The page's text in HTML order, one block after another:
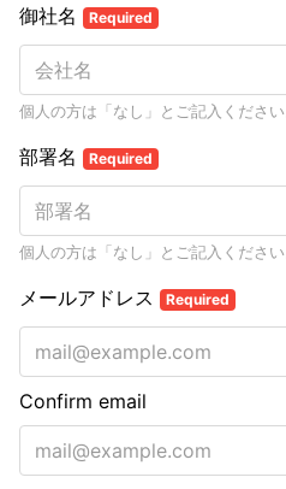
御社名 Required
個人の方は「なし」とご記入ください
部署名 Required
個人の方は「なし」とご記入ください
メールアドレス Required
Confirm email